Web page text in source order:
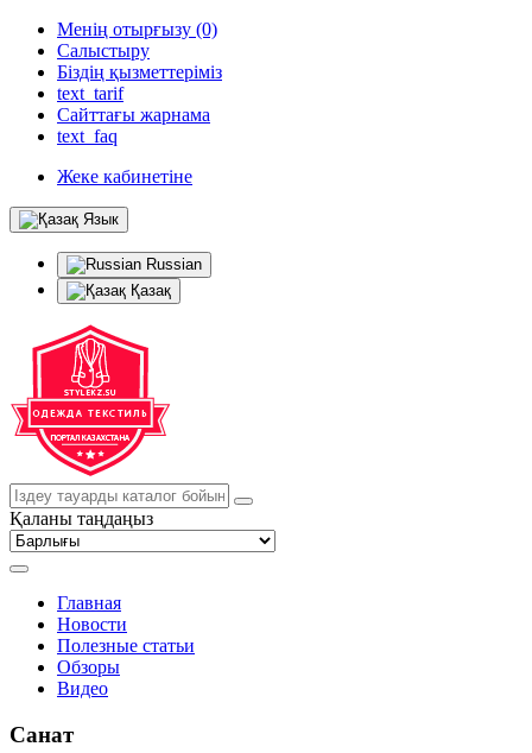
Менің отырғызу (0)
Салыстыру
Біздің қызметтеріміз
text_tarif
Сайттағы жарнама
text_faq
Жеке кабинетіне
Язык
Russian
Қазақ
Қаланы таңдаңыз
Главная
Новости
Полезные статьи
Обзоры
Видео
Санат